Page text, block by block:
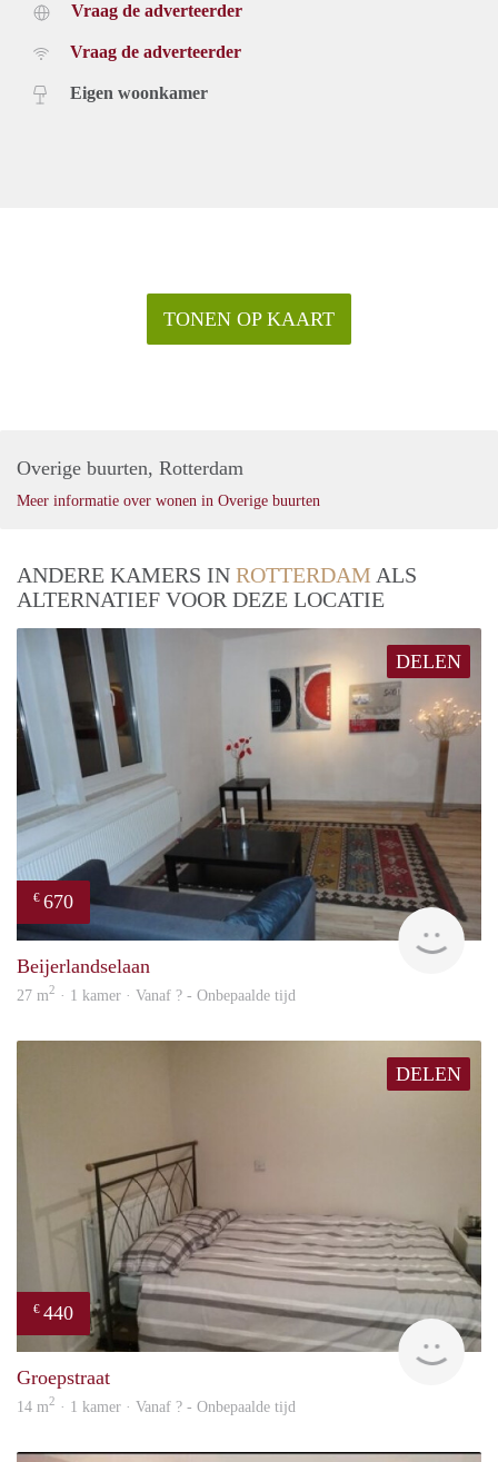
Vraag de adverteerder
Vraag de adverteerder
Eigen woonkamer
TONEN OP KAART
Overige buurten, Rotterdam
Meer informatie over wonen in Overige buurten
ANDERE KAMERS IN ROTTERDAM ALS
ALTERNATIEF VOOR DEZE LOCATIE
DELEN
€ 670
Beijerlandselaan
27 m2 · 1 kamer · Vanaf ? - Onbepaalde tijd
DELEN
€ 440
rent
Groepstraat
14 m2 · 1 kamer · Vanaf ? - Onbepaalde tijd